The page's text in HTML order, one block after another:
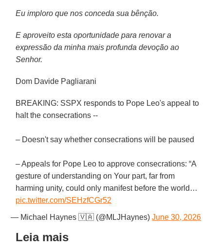
Eu imploro que nos conceda sua bênção.
E aproveito esta oportunidade para renovar a
expressão da minha mais profunda devoção ao
Senhor.
Dom Davide Pagliarani
BREAKING: SSPX responds to Pope Leo's appeal to
halt the consecrations --
– Doesn't say whether consecrations will be paused
– Appeals for Pope Leo to approve consecrations: “A
gesture of understanding on Your part, far from
harming unity, could only manifest before the world…
pic.twitter.com/SEHzfCGr52
— Michael Haynes 🇻🇦 (@MLJHaynes)June 30, 2026
Leia mais